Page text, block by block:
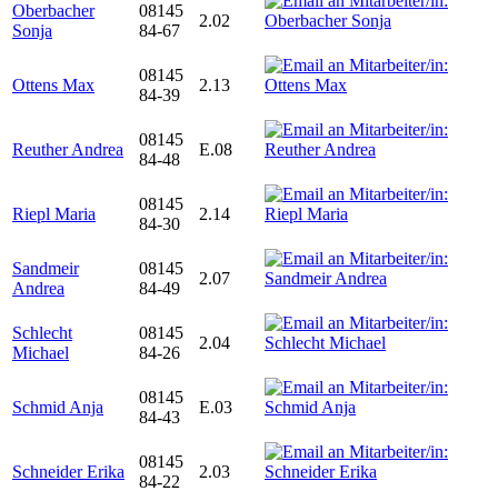
Oberbacher
Sonja
08145
84-67
2.02
Ottens Max
08145
84-39
2.13
Reuther Andrea
08145
84-48
E.08
Riepl Maria
08145
84-30
2.14
Sandmeir
Andrea
08145
84-49
2.07
Schlecht
Michael
08145
84-26
2.04
Schmid Anja
08145
84-43
E.03
Schneider Erika
08145
84-22
2.03